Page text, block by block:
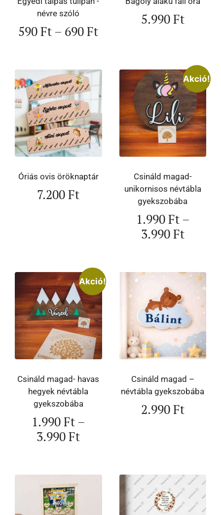
névre szóló
590Ft– 690Ft
5.990Ft
Óriás ovis öröknaptár
7.200Ft
Akció!
Csináld magad-
unikornisos névtábla
gyekszobába
1.990Ft–
3.990Ft
Akció!
Csináld magad- havas
hegyek névtábla
gyekszobába
1.990Ft–
3.990Ft
Csináld magad –
névtábla gyekszobába
2.990Ft